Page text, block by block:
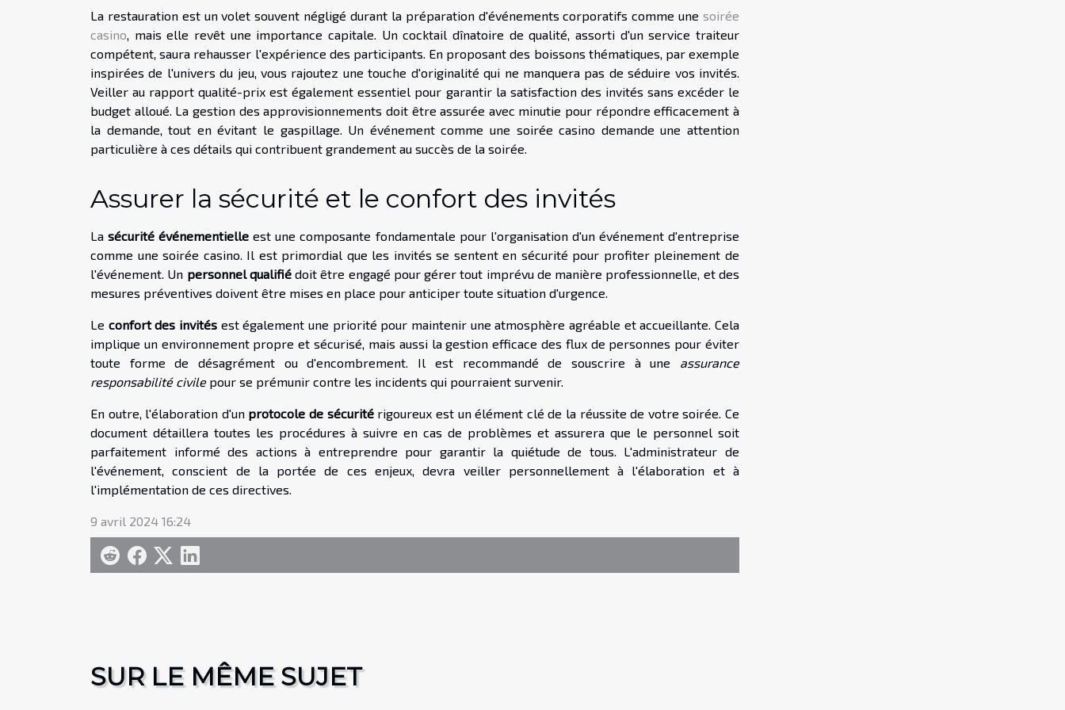
La restauration est un volet souvent négligé durant la préparation d'événements corporatifs comme une soirée
casino , mais elle revêt une importance capitale. Un cocktail dînatoire de qualité, assorti d'un service traiteur
compétent, saura rehausser l'expérience des participants. En proposant des boissons thématiques, par exemple
inspirées de l'univers du jeu, vous rajoutez une touche d'originalité qui ne manquera pas de séduire vos invités.
Veiller au rapport qualité-prix est également essentiel pour garantir la satisfaction des invités sans excéder le
budget alloué. La gestion des approvisionnements doit être assurée avec minutie pour répondre efficacement à
la demande, tout en évitant le gaspillage. Un événement comme une soirée casino demande une attention
particulière à ces détails qui contribuent grandement au succès de la soirée.
Assurer la sécurité et le confort des invités
Lasécurité événementielle est une composante fondamentale pour l'organisation d'un événement d'entreprise
comme une soirée casino. Il est primordial que les invités se sentent en sécurité pour profiter pleinement de
l'événement. Un personnel qualifiédoit être engagé pour gérer tout imprévu de manière professionnelle, et des
mesures préventives doivent être mises en place pour anticiper toute situation d'urgence.
Le confort des invités est également une priorité pour maintenir une atmosphère agréable et accueillante. Cela
implique un environnement propre et sécurisé, mais aussi la gestion efficace des flux de personnes pour éviter
toute forme de désagrément ou d'encombrement. Il est recommandé de souscrire à une assurance
responsabilité civilepour se prémunir contre les incidents qui pourraient survenir.
En outre, l'élaboration d'un protocole de sécuritérigoureux est un élément clé de la réussite de votre soirée. Ce
document détaillera toutes les procédures à suivre en cas de problèmes et assurera que le personnel soit
parfaitement informé des actions à entreprendre pour garantir la quiétude de tous. L'administrateur de
l'événement, conscient de la portée de ces enjeux, devra veiller personnellement à l'élaboration et à
l'implémentation de ces directives.
9 avril 2024 16:24
SUR LE MÊME SUJET